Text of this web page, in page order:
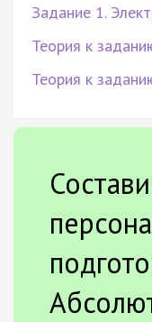
Задание 1.
Теория к
Теория к